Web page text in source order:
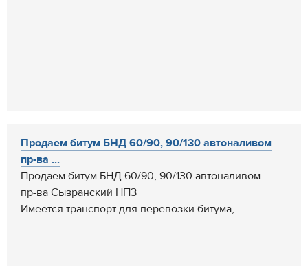
Продаем битум БНД 60/90, 90/130 автоналивом
пр-ва ...
Продаем битум БНД 60/90, 90/130 автоналивом
пр-ва Сызранский НПЗ
Имеется транспорт для перевозки битума,...